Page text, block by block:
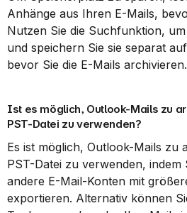
Anhänge aus Ihren E-Mails,
Nutzen Sie die Suchfunktion,
und speichern Sie sie separat
bevor Sie die E-Mails archivieren.
Ist es möglich, Outlook-Mails zu
PST-Datei zu verwenden?
Es ist möglich, Outlook-Mails zu
PST-Datei zu verwenden, indem
andere E-Mail-Konten mit
exportieren. Alternativ können